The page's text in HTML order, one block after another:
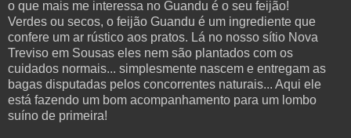
o que mais me interessa no Guandu é o seu feijão!
Verdes ou secos, o feijão Guandu é um ingrediente que
confere um ar rústico aos pratos. Lá no nosso sítio Nova
Treviso em Sousas eles nem são plantados com os
cuidados normais... simplesmente nascem e entregam as
bagas disputadas pelos concorrentes naturais... Aqui ele
está fazendo um bom acompanhamento para um lombo
suíno de primeira!